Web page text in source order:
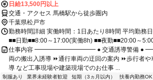
日給13,500円以上
交通・アクセス 馬橋駅から徒歩圏内
千葉県松戸市
勤務時間詳細 実働時間：1日あたり8時間 平均勤務
■■日勤■■8:00～17:00(実働8h) ■■夜勤■■20:00～
仕事内容 ━━━━━━━━━━ ● 交通誘導警備
両の搬出入誘導 ⏩通行車両の迂回の案内 ⏩歩行者
導 など工事現場や建築現場でのお仕事 ...
制服あり 業界未経験者歓迎 短期（3ヵ月以内） 扶養内勤務OK